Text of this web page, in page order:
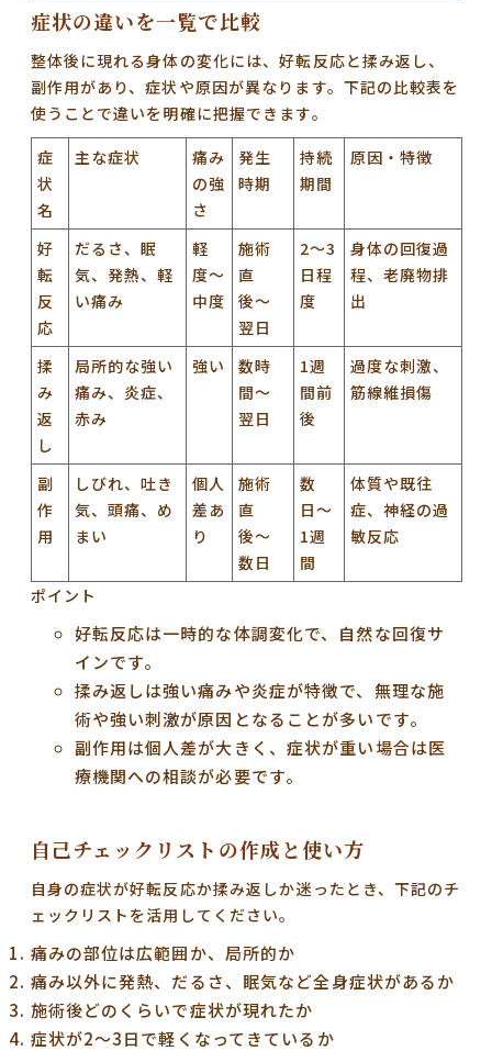
症状の違いを一覧で比較
整体後に現れる身体の変化には、好転反応と揉み返し、
副作用があり、症状や原因が異なります。下記の比較表を
使うことで違いを明確に把握できます。
症
状
名
主な症状
痛み
の強
さ
発生
時期
持続
期間
原因・特徴
好
転
反
応
だるさ、眠
気、発熱、軽
い痛み
軽
度〜
中度
施術
直
後〜
翌日
2〜3
日程
度
身体の回復過
程、老廃物排
出
揉
み
返
し
局所的な強い
痛み、炎症、
赤み
強い
数時
間〜
翌日
1週
間前
後
過度な刺激、
筋線維損傷
副
作
用
しびれ、吐き
気、頭痛、め
まい
個人
差あ
り
施術
直
後〜
数日
数
日〜
1週
間
体質や既往
症、神経の過
敏反応
ポイント
好転反応は一時的な体調変化で、自然な回復サ
インです。
揉み返しは強い痛みや炎症が特徴で、無理な施
術や強い刺激が原因となることが多いです。
副作用は個人差が大きく、症状が重い場合は医
療機関への相談が必要です。
自己チェックリストの作成と使い方
自身の症状が好転反応か揉み返しか迷ったとき、下記のチ
ェックリストを活用してください。
痛みの部位は広範囲か、局所的か
痛み以外に発熱、だるさ、眠気など全身症状があるか
施術後どのくらいで症状が現れたか
症状が2〜3日で軽くなってきているか